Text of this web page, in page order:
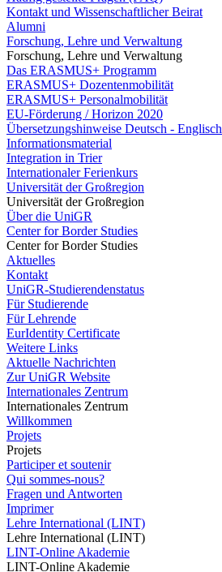
Kontakt und Wissenschaftlicher Beirat
Alumni
Forschung, Lehre und Verwaltung
Forschung, Lehre und Verwaltung
Das ERASMUS+ Programm
ERASMUS+ Dozentenmobilität
ERASMUS+ Personalmobilität
EU-Förderung / Horizon 2020
Übersetzungshinweise Deutsch - Englisch
Informationsmaterial
Integration in Trier
Internationaler Ferienkurs
Universität der Großregion
Universität der Großregion
Über die UniGR
Center for Border Studies
Center for Border Studies
Aktuelles
Kontakt
UniGR-Studierendenstatus
Für Studierende
Für Lehrende
EurIdentity Certificate
Weitere Links
Aktuelle Nachrichten
Zur UniGR Website
Internationales Zentrum
Internationales Zentrum
Willkommen
Projets
Projets
Participer et soutenir
Qui sommes-nous?
Fragen und Antworten
Imprimer
Lehre International (LINT)
Lehre International (LINT)
LINT-Online Akademie
LINT-Online Akademie